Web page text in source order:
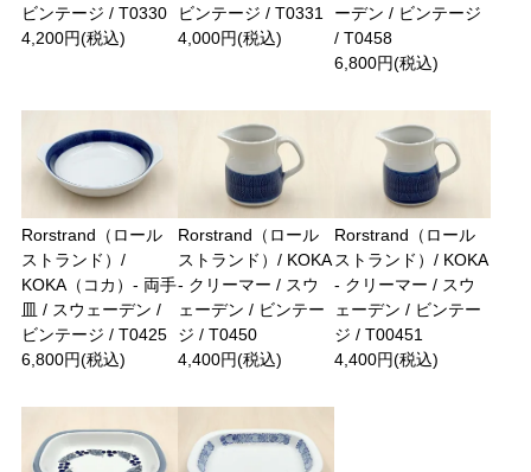
ビンテージ / T0330
4,200円(税込)
ビンテージ / T0331
4,000円(税込)
ーデン / ビンテージ
/ T0458
6,800円(税込)
Rorstrand（ロール
ストランド）/
KOKA（コカ）- 両手
皿 / スウェーデン /
ビンテージ / T0425
6,800円(税込)
Rorstrand（ロール
ストランド）/ KOKA
- クリーマー / スウ
ェーデン / ビンテー
ジ / T0450
4,400円(税込)
Rorstrand（ロール
ストランド）/ KOKA
- クリーマー / スウ
ェーデン / ビンテー
ジ / T00451
4,400円(税込)